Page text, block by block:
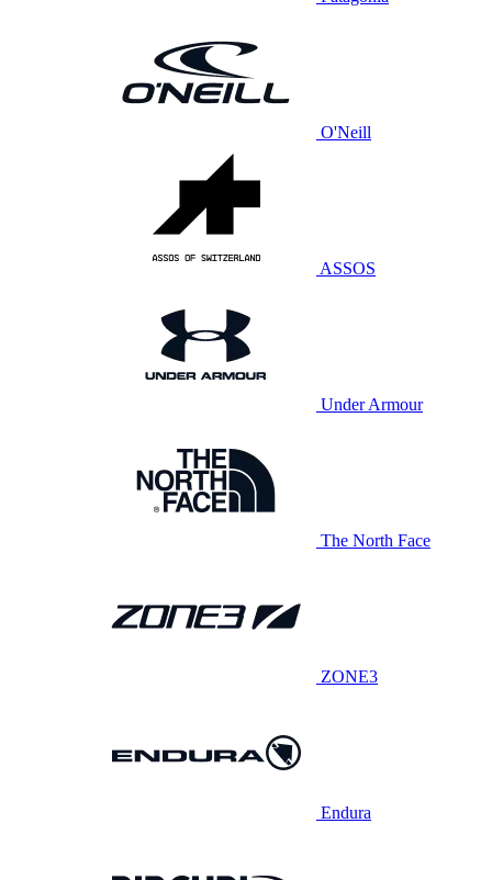
O'Neill
ASSOS
Under Armour
The North Face
ZONE3
Endura